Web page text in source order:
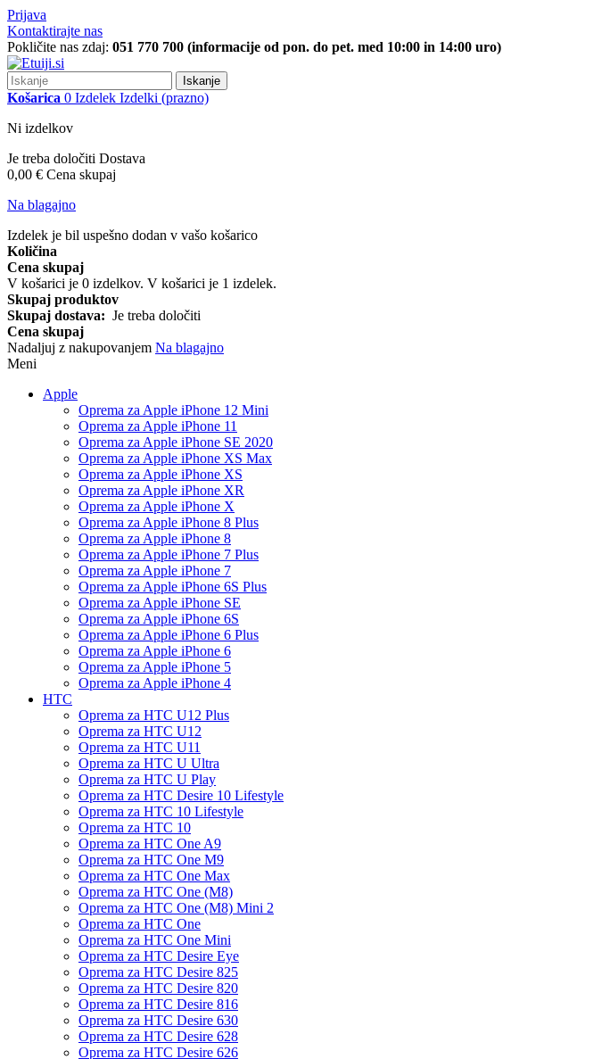
Prijava
Kontaktirajte nas
Pokličite nas zdaj: 051 770 700 (informacije od pon. do pet. med 10:00 in 14:00 uro)
Iskanje
Košarica 0 Izdelek Izdelki (prazno)
Ni izdelkov
Je treba določiti Dostava
0,00 € Cena skupaj
Na blagajno
Izdelek je bil uspešno dodan v vašo košarico
Količina
Cena skupaj
V košarici je 0 izdelkov. V košarici je 1 izdelek.
Skupaj produktov
Skupaj dostava: Je treba določiti
Cena skupaj
Nadaljuj z nakupovanjem Na blagajno
Meni
Apple
Oprema za Apple iPhone 12 Mini
Oprema za Apple iPhone 11
Oprema za Apple iPhone SE 2020
Oprema za Apple iPhone XS Max
Oprema za Apple iPhone XS
Oprema za Apple iPhone XR
Oprema za Apple iPhone X
Oprema za Apple iPhone 8 Plus
Oprema za Apple iPhone 8
Oprema za Apple iPhone 7 Plus
Oprema za Apple iPhone 7
Oprema za Apple iPhone 6S Plus
Oprema za Apple iPhone SE
Oprema za Apple iPhone 6S
Oprema za Apple iPhone 6 Plus
Oprema za Apple iPhone 6
Oprema za Apple iPhone 5
Oprema za Apple iPhone 4
HTC
Oprema za HTC U12 Plus
Oprema za HTC U12
Oprema za HTC U11
Oprema za HTC U Ultra
Oprema za HTC U Play
Oprema za HTC Desire 10 Lifestyle
Oprema za HTC 10 Lifestyle
Oprema za HTC 10
Oprema za HTC One A9
Oprema za HTC One M9
Oprema za HTC One Max
Oprema za HTC One (M8)
Oprema za HTC One (M8) Mini 2
Oprema za HTC One
Oprema za HTC One Mini
Oprema za HTC Desire Eye
Oprema za HTC Desire 825
Oprema za HTC Desire 820
Oprema za HTC Desire 816
Oprema za HTC Desire 630
Oprema za HTC Desire 628
Oprema za HTC Desire 626